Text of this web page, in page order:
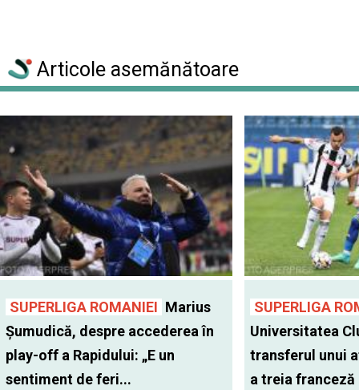
Articole asemănătoare
SUPERLIGA ROMANIEI Marius
Șumudică, despre accederea în
play-off a Rapidului: „E un
sentiment de feri...
SUPERLIGA
Universitatea
transferul unui
a treia franceză